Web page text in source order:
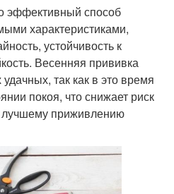
эффективный способ
характеристиками,
устойчивость к
Весенняя прививка
так как в это время
покоя, что снижает риск
лучшему приживлению